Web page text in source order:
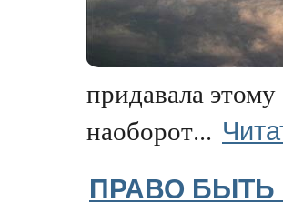
придавала
наоборот...
ПРАВО БЫТЬ